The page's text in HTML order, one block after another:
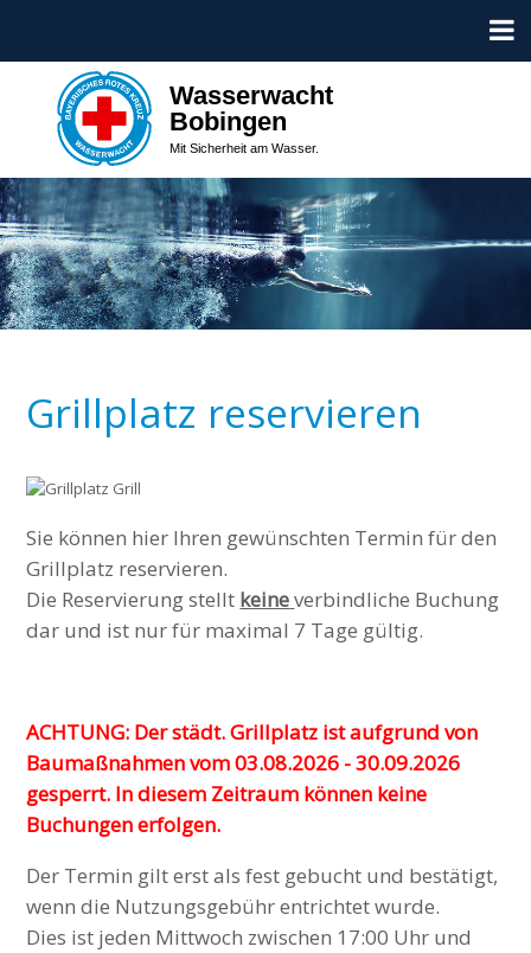
Wasserwacht
Bobingen
Mit Sicherheit am Wasser.
Grillplatz reservieren
Sie können hier Ihren gewünschten Termin für den
Grillplatz reservieren.
Die Reservierung stellt keineverbindliche Buchung
dar und ist nur für maximal 7 Tage gültig.
ACHTUNG: Der städt. Grillplatz ist aufgrund von
Baumaßnahmen vom 03.08.2026 - 30.09.2026
gesperrt. In diesem Zeitraum können keine
Buchungen erfolgen.
Der Termin gilt erst als fest gebucht und bestätigt,
wenn die Nutzungsgebühr entrichtet wurde.
Dies ist jeden Mittwoch zwischen 17:00 Uhr und